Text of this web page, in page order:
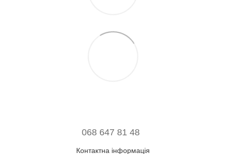
068 647 81 48
Контактна інформація